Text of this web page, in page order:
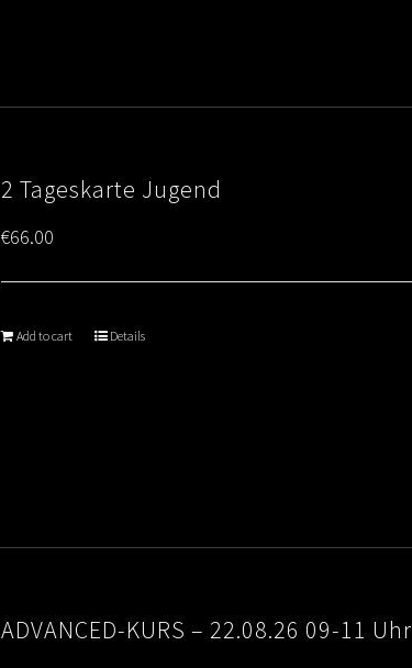
2 Tageskarte Jugend
€66.00
Add to cart Details
ADVANCED-KURS – 22.08.26 09-11 Uhr